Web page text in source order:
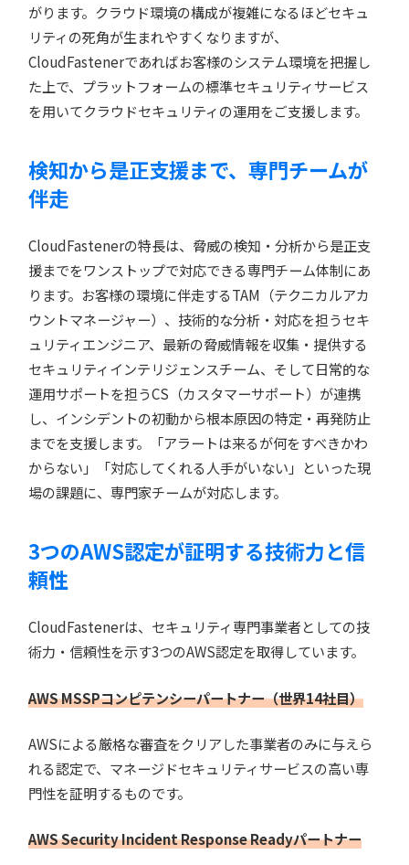
がります。クラウド環境の構成が複雑になるほどセキュ
リティの死角が生まれやすくなりますが、
CloudFastenerであればお客様のシステム環境を把握し
た上で、プラットフォームの標準セキュリティサービス
を用いてクラウドセキュリティの運用をご支援します。
検知から是正支援まで、専門チームが
伴走
CloudFastenerの特長は、脅威の検知・分析から是正支
援までをワンストップで対応できる専門チーム体制にあ
ります。お客様の環境に伴走するTAM（テクニカルアカ
ウントマネージャー）、技術的な分析・対応を担うセキ
ュリティエンジニア、最新の脅威情報を収集・提供する
セキュリティインテリジェンスチーム、そして日常的な
運用サポートを担うCS（カスタマーサポート）が連携
し、インシデントの初動から根本原因の特定・再発防止
までを支援します。「アラートは来るが何をすべきかわ
からない」「対応してくれる人手がいない」といった現
場の課題に、専門家チームが対応します。
3つのAWS認定が証明する技術力と信
頼性
CloudFastenerは、セキュリティ専門事業者としての技
術力・信頼性を示す3つのAWS認定を取得しています。
AWS MSSPコンピテンシーパートナー（世界14社目）
AWSによる厳格な審査をクリアした事業者のみに与えら
れる認定で、マネージドセキュリティサービスの高い専
門性を証明するものです。
AWS Security Incident Response Readyパートナー